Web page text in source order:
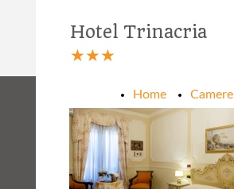
Hotel Trinacria
★★★
Home Camere